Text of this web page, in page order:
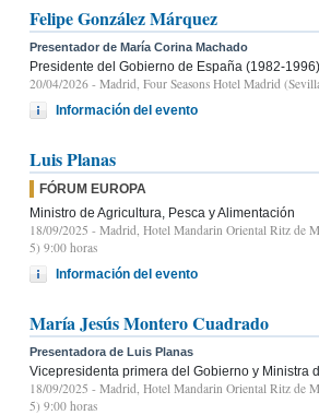
Felipe González Márquez
Presentador de María Corina Machado
Presidente del Gobierno de España (1982-1996)
20/04/2026 - Madrid, Four Seasons Hotel Madrid
Información del evento
Luis Planas
FÓRUM EUROPA
Ministro de Agricultura, Pesca y Alimentación
18/09/2025 - Madrid, Hotel Mandarin Oriental Ritz de
5) 9:00 horas
Información del evento
María Jesús Montero Cuadrado
Presentadora de Luis Planas
Vicepresidenta primera del Gobierno y Ministra
18/09/2025 - Madrid, Hotel Mandarin Oriental Ritz de
5) 9:00 horas